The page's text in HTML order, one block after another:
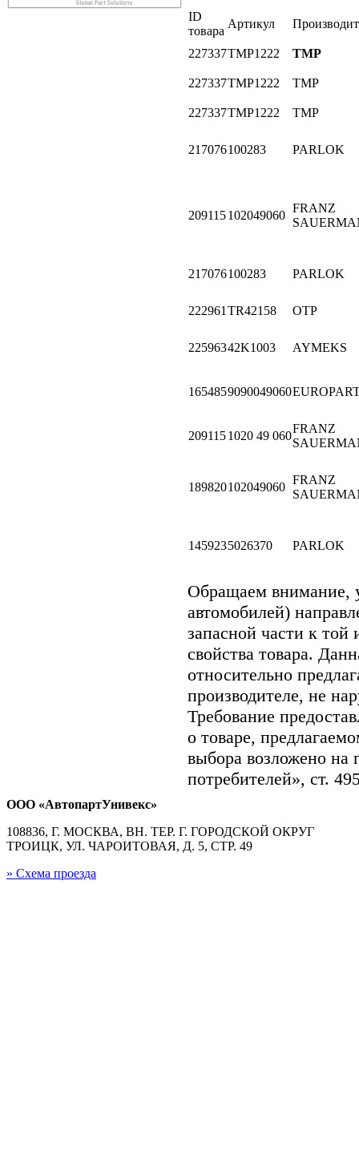
ID
товара
Артикул
227337TMP1222 TMP
227337TMP1222 TMP
227337TMP1222 TMP
217076100283 PARLOK
209115102049060
FRANZ
217076100283 PARLOK
222961 TR42158 OTP
22596342K1003 AYMEKS
1654859090049060
2091151020 49 060
FRANZ
189820102049060
FRANZ
1459235026370 PARLOK
Обращаем
автомобилей)
запасной части к той
свойства товара.
относительно
производителе, не
Требование
о товаре,
выбора возложено на
потребителей», ст.
ООО «АвтопартУнивекс»
108836, Г. МОСКВА, ВН. ТЕР. Г. ГОРОДСКОЙ ОКРУГ
ТРОИЦК, УЛ. ЧАРОИТОВАЯ, Д. 5, СТР. 49
» Схема проезда